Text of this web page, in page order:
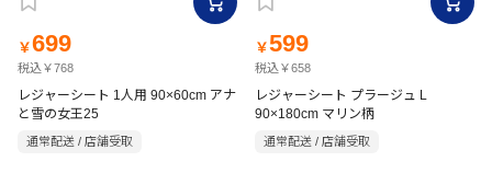
￥699
税込￥768
レジャーシート 1人用 90×60cm アナ
と雪の女王25
通常配送 / 店舗受取
￥599
税込￥658
レジャーシート プラージュ L
90×180cm マリン柄
通常配送 / 店舗受取